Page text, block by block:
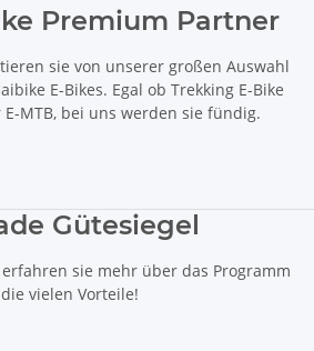
Premium Partner
sie von unserer großen Auswahl
E-Bikes. Egal ob Trekking E-Bike
E-MTB, bei uns werden sie fündig.
Gütesiegel
sie mehr über das Programm
vielen Vorteile!